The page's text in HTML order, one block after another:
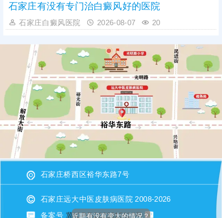
石家庄有没有专门治白癜风好的医院
石家庄白癜风医院 2026-08-07 20
石家庄桥西区裕华东路7号
石家庄远大中医皮肤病医院 2008-2026
备案号 冀ICP备2023015620号
近期有没有变大的情况？